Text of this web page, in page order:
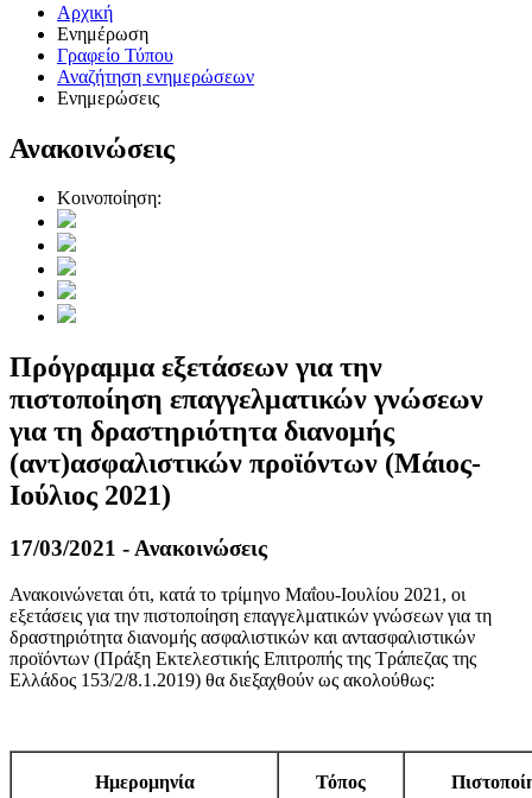
Αρχική
Ενημέρωση
Γραφείο Τύπου
Αναζήτηση ενημερώσεων
Ενημερώσεις
Ανακοινώσεις
Κοινοποίηση:
Πρόγραμμα εξετάσεων για την
πιστοποίηση επαγγελματικών γνώσεων
για τη δραστηριότητα διανομής
(αντ)ασφαλιστικών προϊόντων (Μάιος-
Ιούλιος 2021)
17/03/2021 - Ανακοινώσεις
Ανακοινώνεται ότι, κατά το τρίμηνο Μαΐου-Ιουλίου 2021, οι
εξετάσεις για την πιστοποίηση επαγγελματικών γνώσεων για τη
δραστηριότητα διανομής ασφαλιστικών και αντασφαλιστικών
προϊόντων (Πράξη Εκτελεστικής Επιτροπής της Τράπεζας της
Ελλάδος 153/2/8.1.2019) θα διεξαχθούν ως ακολούθως:
Ημερομηνία Τόπος